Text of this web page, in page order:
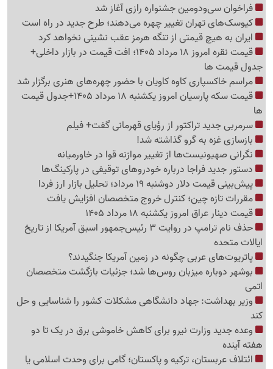
فراخوان سی‌ودومین جشنواره رازی آغاز شد
کیوسک‌های تهران تغییر چهره می‌دهند؛ طرح جدید در راه است
ایران به هیچ قیمتی از تنگه هرمز عقب نشینی نخواهد کرد
قیمت نقره امروز 18 مرداد 1405؛ افت قیمت در بازار داخلی+
جدول قیمت ها
مراسم خاکسپاری کاوه کاویان با حضور چهره‌های هنری برگزار شد
قیمت سکه پارسیان امروز یکشنبه 18 مرداد 1405+جدول قیمت
ها
سرمربی جدید تراکتور از رؤیای قهرمانی گفت+ فیلم
بازسازی غزه به گرو گذاشته شد!
نگرانی صهیونیست‌ها از تغییر موازنه قوا در خاورمیانه
دستور جدید فراجا درباره خودروهای توقیفی در پارکینگ‌ها
پیش‌بینی قیمت دلار دوشنبه 19 مرداد؛ تحلیل بازار ارز فردا
مقررات تازه چین؛ کنترل خروج متخصصان افزایش یافت
قیمت دینار عراق امروز یکشنبه 18 مرداد 1405
حذف نام ترامپ در روایت 3 رئیس‌جمهور اسبق آمریکا از تاریخ
ایالات متحده
پاتریوت‌های عربی چگونه در زمین آمریکا جنگیدند؟
بوشهر دوباره میزبان روس‌ها شد؛ جزئیات بازگشت متخصصان
اتمی
وزیر بهداشت: جهاد دانشگاهی مشکلات کشور را شناسایی و حل
کند
وعده جدید وزارت نیرو برای کاهش خاموشی برق در یک تا دو
هفته آینده
ائتلاف عربستان، ترکیه و پاکستان؛ گامی برای وحدت اسلامی یا